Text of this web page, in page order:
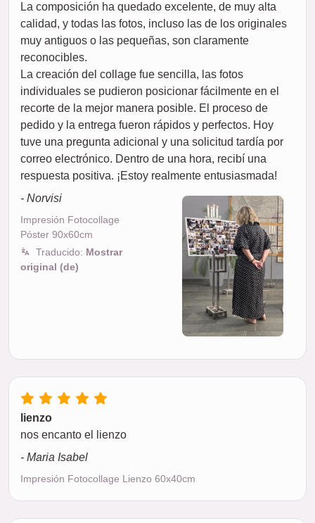
La composición ha quedado excelente, de muy alta
calidad, y todas las fotos, incluso las de los originales
muy antiguos o las pequeñas, son claramente
reconocibles.
La creación del collage fue sencilla, las fotos
individuales se pudieron posicionar fácilmente en el
recorte de la mejor manera posible. El proceso de
pedido y la entrega fueron rápidos y perfectos. Hoy
tuve una pregunta adicional y una solicitud tardía por
correo electrónico. Dentro de una hora, recibí una
respuesta positiva. ¡Estoy realmente entusiasmada!
- Norvisi
Impresión Fotocollage
Póster 90x60cm
Traducido: Mostrar
original (de)
lienzo
nos encanto el lienzo
- Maria Isabel
Impresión Fotocollage Lienzo 60x40cm